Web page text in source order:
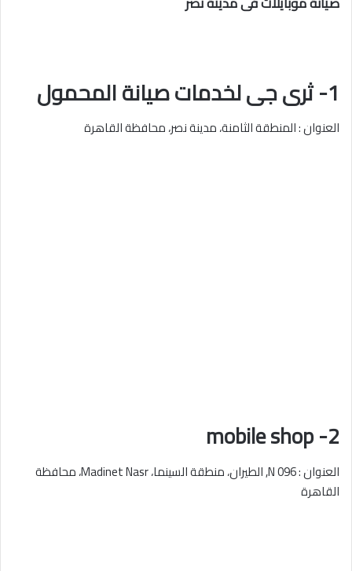
1- ثرى جى لخدمات صيانة المحمول
العنوان : المنطقة الثامنة، مدينة نصر، محافظة القاهرة‬
2- mobile shop
العنوان : 096 N, الطيران، منطقة السينما، Madinet Nasr، محافظة
القاهرة‬